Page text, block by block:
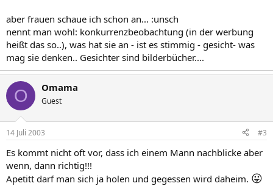
aber frauen schaue ich schon an... :unsch
nennt man wohl: konkurrenzbeobachtung (in der werbung
heißt das so..), was hat sie an - ist es stimmig - gesicht- was
mag sie denken.. Gesichter sind bilderbücher....
O Omama
Guest
14 Juli 2003 #3
Es kommt nicht oft vor, dass ich einem Mann nachblicke aber
wenn, dann richtig!!!
Apetitt darf man sich ja holen und gegessen wird daheim. 😛